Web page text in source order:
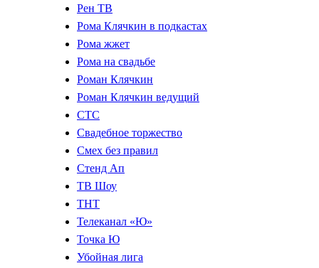
Рен ТВ
Рома Клячкин в подкастах
Рома жжет
Рома на свадьбе
Роман Клячкин
Роман Клячкин ведущий
СТС
Свадебное торжество
Смех без правил
Стенд Ап
ТВ Шоу
ТНТ
Телеканал «Ю»
Точка Ю
Убойная лига